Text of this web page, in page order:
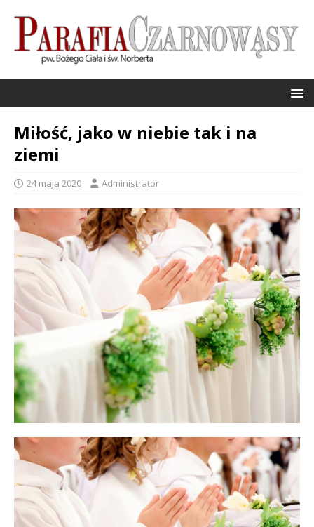
Miłość, jako w niebie tak i na
ziemi
24 maja 2020 Administrator